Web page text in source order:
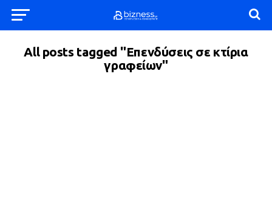
All posts tagged "Επενδύσεις σε κτίρια
γραφείων"